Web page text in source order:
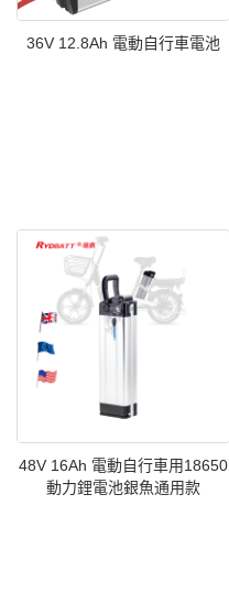
36V 12.8Ah 電動自行車電池
48V 16Ah 電動自行車用18650
動力鋰電池銀魚通用款